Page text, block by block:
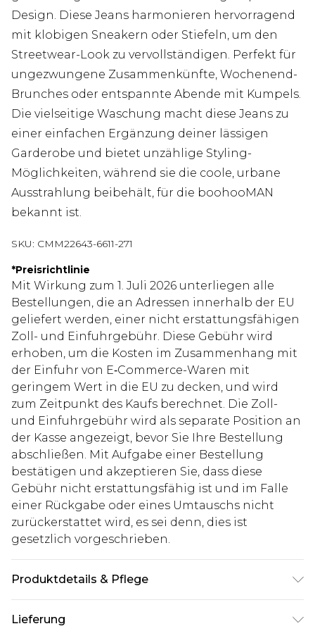
Design. Diese Jeans harmonieren hervorragend
mit klobigen Sneakern oder Stiefeln, um den
Streetwear-Look zu vervollständigen. Perfekt für
ungezwungene Zusammenkünfte, Wochenend-
Brunches oder entspannte Abende mit Kumpels.
Die vielseitige Waschung macht diese Jeans zu
einer einfachen Ergänzung deiner lässigen
Garderobe und bietet unzählige Styling-
Möglichkeiten, während sie die coole, urbane
Ausstrahlung beibehält, für die boohooMAN
bekannt ist.
SKU: CMM22643-6611-271
*Preisrichtlinie
Mit Wirkung zum 1. Juli 2026 unterliegen alle
Bestellungen, die an Adressen innerhalb der EU
geliefert werden, einer nicht erstattungsfähigen
Zoll- und Einfuhrgebühr. Diese Gebühr wird
erhoben, um die Kosten im Zusammenhang mit
der Einfuhr von E‑Commerce-Waren mit
geringem Wert in die EU zu decken, und wird
zum Zeitpunkt des Kaufs berechnet. Die Zoll-
und Einfuhrgebühr wird als separate Position an
der Kasse angezeigt, bevor Sie Ihre Bestellung
abschließen. Mit Aufgabe einer Bestellung
bestätigen und akzeptieren Sie, dass diese
Gebühr nicht erstattungsfähig ist und im Falle
einer Rückgabe oder eines Umtauschs nicht
zurückerstattet wird, es sei denn, dies ist
gesetzlich vorgeschrieben.
Produktdetails & Pflege
Lieferung